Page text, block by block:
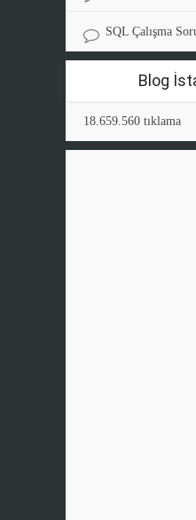
SQL Çalışma
Blog
18.659.560 tıklama